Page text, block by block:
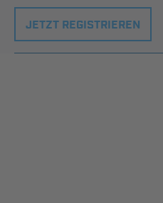
JETZT REGISTRIEREN